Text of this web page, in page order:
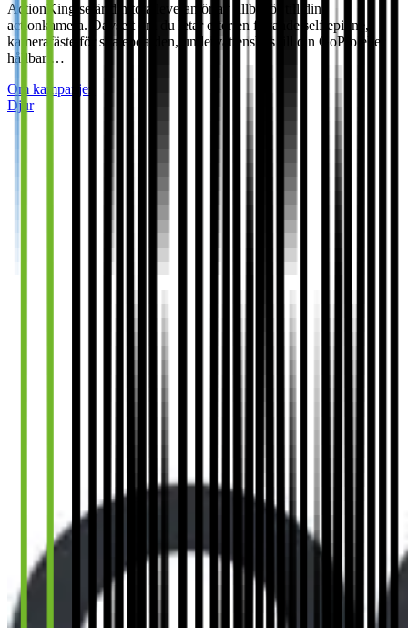
ActionKing.se är din totalleverantör av tillbehör till din
actionkamera. Oavsett om du letar efter en flytande selfiepinne,
kamerafäste för skateboarden, undervattenshus till din GoPro eller
hållbar …
Om kampanjen
Djur